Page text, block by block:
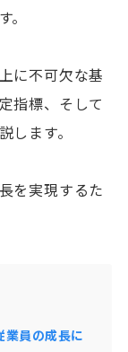
に不可欠な基
指標、そして
ます。
を実現するた
業員の成長に